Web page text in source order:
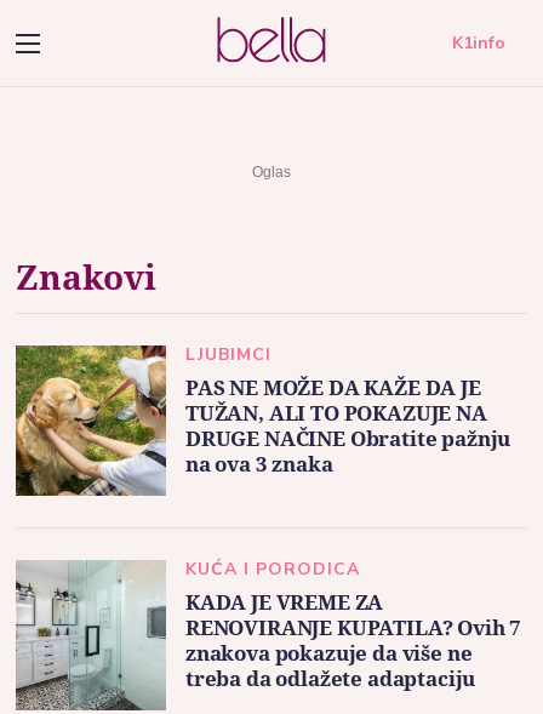
K1info
Znakovi
LJUBIMCI
PAS NE MOŽE DA KAŽE DA JE
TUŽAN, ALI TO POKAZUJE NA
DRUGE NAČINE Obratite pažnju
na ova 3 znaka
KUĆA I PORODICA
KADA JE VREME ZA
RENOVIRANJE KUPATILA? Ovih 7
znakova pokazuje da više ne
treba da odlažete adaptaciju